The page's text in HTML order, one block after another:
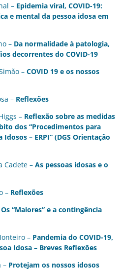
– Epidemia viral, COVID-19:
e mental da pessoa idosa em
– Da normalidade à patologia,
decorrentes do COVID-19
– COVID 19 e os nossos
– Reflexões
– Reflexão sobre as medidas
dos “Procedimentos para
– ERPI” (DGS Orientação
Cadete – As pessoas idosas e o
– Reflexões
Os “Maiores” e a contingência
– Pandemia do COVID-19,
Idosa – Breves Reflexões
– Protejam os nossos idosos